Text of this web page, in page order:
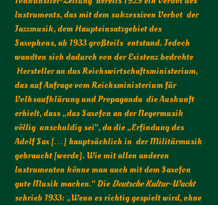
Instruments, das mit dem sukzessiven Verbot der
Jazzmusik, dem Haupteinsatzgebiet des
Saxophons, ab 1933 großteils entstand. Jedoch
wandten sich dadurch von der Existenz bedrohte
Hersteller an das Reichswirtschaftsministerium,
das auf Anfrage vom Reichsministerium für
Volksaufklärung und Propaganda die Auskunft
erhielt, dass „das Saxofon an der Negermusik
völlig unschuldig sei“, da die „Erfindung des
Adolf Sax […] hauptsächlich in der Militärmusik
gebraucht [werde]. Wie mit allen anderen
Instrumenten könne man auch mit dem Saxofon
gute Musik machen.“ DieDeutsche Kultur-Wacht
schrieb 1933: „Wenn es richtig gespielt wird, ohne